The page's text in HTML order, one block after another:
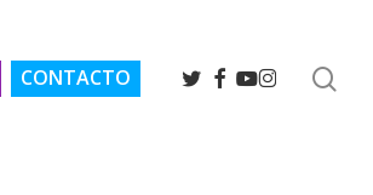
CONTACTO TWITTER
FACEBOOK
YOUTUBE
INSTAGRAM